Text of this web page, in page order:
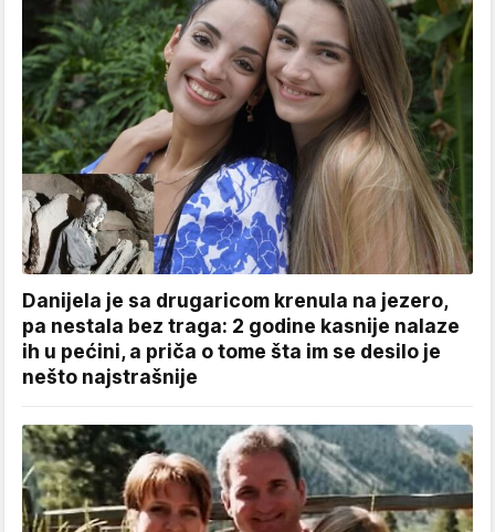
Danijela je sa drugaricom krenula na jezero,
pa nestala bez traga: 2 godine kasnije nalaze
ih u pećini, a priča o tome šta im se desilo je
nešto najstrašnije